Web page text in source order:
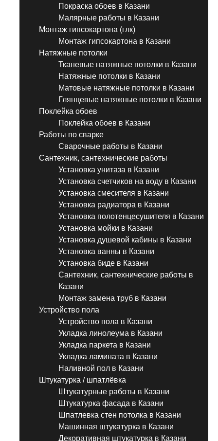
Покраска обоев в Казани
Малярные работы в Казани
Монтаж гипсокартона (глк)
Монтаж гипсокартона в Казани
Натяжные потолки
Тканевые натяжные потолки в Казани
Натяжные потолки в Казани
Матовые натяжные потолки в Казани
Глянцевые натяжные потолки в Казани
Поклейка обоев
Поклейка обоев в Казани
Работы по сварке
Сварочные работы в Казани
Сантехник, сантехнические работы
Установка унитаза в Казани
Установка счетчиков на воду в Казани
Установка смесителя в Казани
Установка радиатора в Казани
Установка полотенцесушителя в Казани
Установка мойки в Казани
Установка душевой кабины в Казани
Установка ванны в Казани
Установка биде в Казани
Сантехник, сантехнические работы в
Казани
Монтаж замена труб в Казани
Устройство пола
Устройство пола в Казани
Укладка линолеума в Казани
Укладка паркета в Казани
Укладка ламината в Казани
Наливной пол в Казани
Штукатурка / шпатлёвка
Штукатурные работы в Казани
Штукатурка фасада в Казани
Шпатлевка стен потолка в Казани
Машинная штукатурка в Казани
Декоративная штукатурка в Казани